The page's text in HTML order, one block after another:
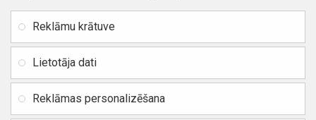
Kontakti
Distances līgums
Privātuma politika
Preču un naudas atgriešana
Rekvizīti
Jur. adrese: Zasulauka iela
Reģ. Nr. 40103717618,
Reklāmu krātuve
Lietotāja dati
Reklāmas personalizēšana